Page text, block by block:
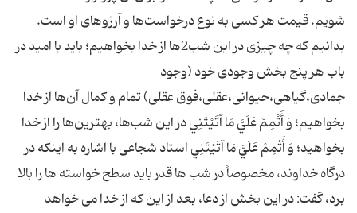
شویم. قیمت هر کسی به نوع درخواست‌ها و آرزوهای او است.
بدانیم که چه چیزی در این شب2ها از خدا بخواهیم؛ باید با امید در
باب هر پنج بخش وجودی خود (وجود
جمادی،گیاهی،حیوانی،عقلی،فوق عقلی) تمام و کمال آن‌ها از خدا
بخواهیم؛ وَ أَتْمِمْ عَلَيَّ مَا آتَيْتَنِي در این شب‌ها، بهترین‌ها را از خدا
بخواهید؛ وَ أَتْمِمْ عَلَيَّ مَا آتَيْتَنِي استاد شجاعی با اشاره به اینکه در
درگاه خداوند، مخصوصاً در شب ها قدر باید سطح خواسته ها را بالا
برد، گفت: در این بخش از دعا، بعد از این که از خدا می خواهد